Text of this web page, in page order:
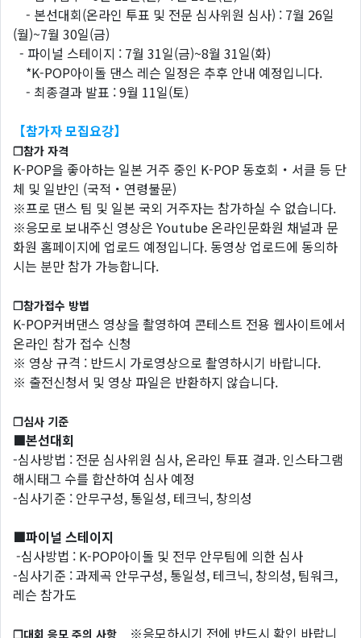
- 본선대회(온라인 투표 및 전문 심사위원 심사) : 7월 26일
(월)~7월 30일(금)
- 파이널 스테이지 : 7월 31일(금)~8월 31일(화)
*K-POP아이돌 댄스 레슨 일정은 추후 안내 예정입니다.
- 최종결과 발표 : 9월 11일(토)
【참가자 모집요강】
❐참가 자격
K-POP을 좋아하는 일본 거주 중인 K-POP 동호회・서클 등 단
체 및 일반인 (국적・연령불문)
※프로 댄스 팀 및 일본 국외 거주자는 참가하실 수 없습니다.
※응모로 보내주신 영상은 Youtube 온라인문화원 채널과 문
화원 홈페이지에 업로드 예정입니다. 동영상 업로드에 동의하
시는 분만 참가 가능합니다.
❐참가접수 방법
K-POP커버댄스 영상을 촬영하여 콘테스트 전용 웹사이트에서
온라인 참가 접수 신청
※ 영상 규격 : 반드시 가로영상으로 촬영하시기 바랍니다.
※ 출전신청서 및 영상 파일은 반환하지 않습니다.
❐심사 기준
■본선대회
-심사방법 : 전문 심사위원 심사, 온라인 투표 결과. 인스타그램
해시태그 수를 합산하여 심사 예정
-심사기준 : 안무구성, 통일성, 테크닉, 창의성
■파이널 스테이지
-심사방법 : K-POP아이돌 및 전무 안무팀에 의한 심사
-심사기준 : 과제곡 안무구성, 통일성, 테크닉, 창의성, 팀워크,
레슨 참가도
❐대회 응모 주의 사항 ※응모하시기 전에 반드시 확인 바랍니